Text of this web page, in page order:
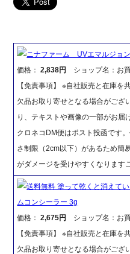
ニナファーム UVエマルジョ
価格：2,838円
ショップ名：お
【免責事項】 ※自社販売と在庫を
欠品お取り寄せとなる場合がござ
り、テキストや画像の一部がお届
クロネコDM便はポスト投函です
さ制限（2cm以下）があるため簡
がダメージを受けやすくなります
送料無料 塗って乾くと消えて
ムコンシーラー 3g
価格：2,675円
ショップ名：お
【免責事項】 ※自社販売と在庫を
欠品お取り寄せとなる場合がござ